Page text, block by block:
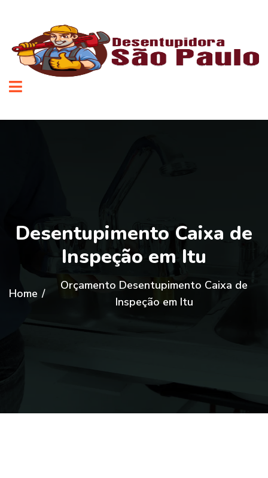
Desentupimento Caixa de
Inspeção em Itu
Home /
Orçamento Desentupimento Caixa de
Inspeção em Itu